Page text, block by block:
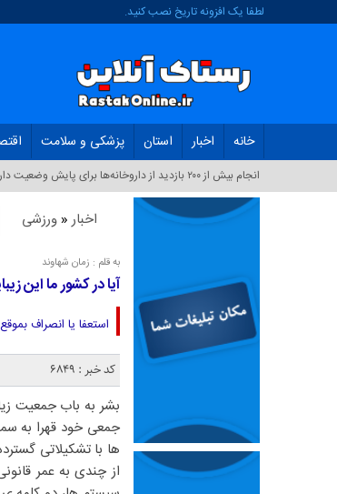
لطفا یک افزونه تاریخ نصب کنید.
خانه اخبار استان پزشکی و سلامت
انجام بیش از ۲۰۰ بازدید از داروخانه‌ها برای پایش وضعیت دارویی لرستان_
اخبار «ورزشی
به قلم : زمان شهاوند
آیا در کشور ما این
استعفا یا انصراف
کد خبر : 6849
بشر به باب جمعیت
جمعی خود قهرا به
ها با تشکیلاتی
از چندی به عمر